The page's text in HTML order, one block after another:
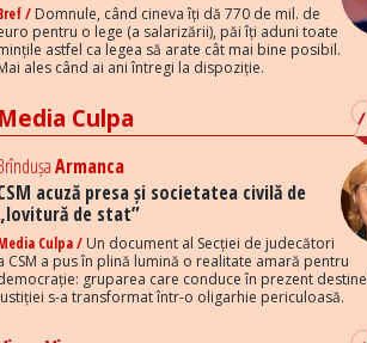
/ Domnule, când cineva îți dă 770 de mil. de
pentru o lege (a salarizării), păi îți aduni toate
astfel ca legea să arate cât mai bine posibil.
ales când ai ani întregi la dispoziție.
Media Culpa
Armanca
acuză presa și societatea civilă de
de stat”
Culpa / Un document al Secției de judecători
CSM a pus în plină lumină o realitate amară pentru
gruparea care conduce în prezent
s-a transformat într-o oligarhie periculoasă.